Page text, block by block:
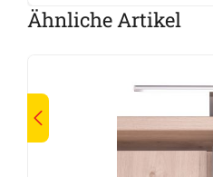
Ähnliche Artikel